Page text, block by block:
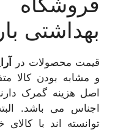
بهداشتی
قیمت محصولات در
و مشابه بودن کالا
اصل هزینه گمرک
اجناس می باشد.
توانسته اند با